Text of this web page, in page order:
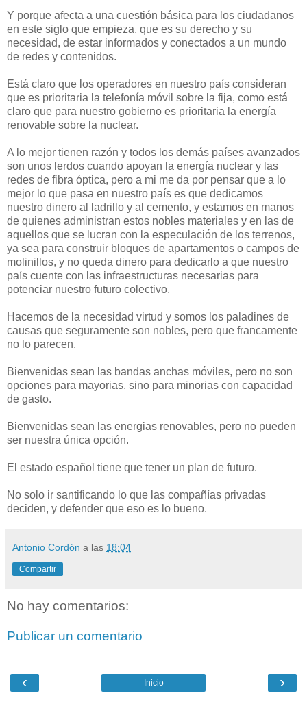
Y porque afecta a una cuestión básica para los ciudadanos
en este siglo que empieza, que es su derecho y su
necesidad, de estar informados y conectados a un mundo
de redes y contenidos.
Está claro que los operadores en nuestro país consideran
que es prioritaria la telefonía móvil sobre la fija, como está
claro que para nuestro gobierno es prioritaria la energía
renovable sobre la nuclear.
A lo mejor tienen razón y todos los demás países avanzados
son unos lerdos cuando apoyan la energía nuclear y las
redes de fibra óptica, pero a mi me da por pensar que a lo
mejor lo que pasa en nuestro país es que dedicamos
nuestro dinero al ladrillo y al cemento, y estamos en manos
de quienes administran estos nobles materiales y en las de
aquellos que se lucran con la especulación de los terrenos,
ya sea para construir bloques de apartamentos o campos de
molinillos, y no queda dinero para dedicarlo a que nuestro
país cuente con las infraestructuras necesarias para
potenciar nuestro futuro colectivo.
Hacemos de la necesidad virtud y somos los paladines de
causas que seguramente son nobles, pero que francamente
no lo parecen.
Bienvenidas sean las bandas anchas móviles, pero no son
opciones para mayorias, sino para minorias con capacidad
de gasto.
Bienvenidas sean las energias renovables, pero no pueden
ser nuestra única opción.
El estado español tiene que tener un plan de futuro.
No solo ir santificando lo que las compañías privadas
deciden, y defender que eso es lo bueno.
Antonio Cordón a las 18:04
Compartir
No hay comentarios:
Publicar un comentario
‹ ›
Inicio